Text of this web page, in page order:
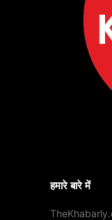
हमारे बारे में